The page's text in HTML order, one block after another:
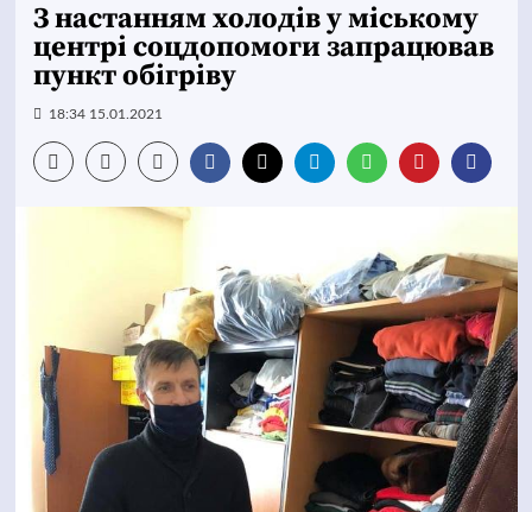
З настанням холодів у міському
центрі соцдопомоги запрацював
пункт обігріву
18:34 15.01.2021